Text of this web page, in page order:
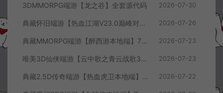
3DMMORPG端游【龙之谷】全套源代码 2026-07-30
典藏怀旧端游【热血江湖V23.0巅峰对决】7月最新整理Win一键服务端+GS源码+百宝阁+在线GM工具+PC客户端+详细搭建教程 2026-07-26
典藏MMORPG端游【醉西游本地端】7月最新整理Win一键服务端+GM授权后台+PC客户端+详细搭建教程 2026-07-23
唯美3D仙侠端游【云中歌之青云战歌3D本地端】7月最新整理Win一键服务端+GM工具+PC客户端+详细搭建教程 2026-07-23
典藏2.5D传奇端游【热血虎卫本地端】7月最新整理Win一键服务端+充值教程+PC客户端+详细搭建教程 2026-07-22